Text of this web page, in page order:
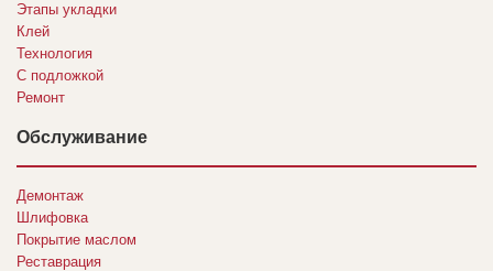
Этапы укладки
Клей
Технология
С подложкой
Ремонт
Обслуживание
Демонтаж
Шлифовка
Покрытие маслом
Реставрация